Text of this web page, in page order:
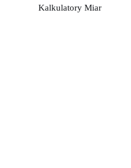
Kalkulatory Miar